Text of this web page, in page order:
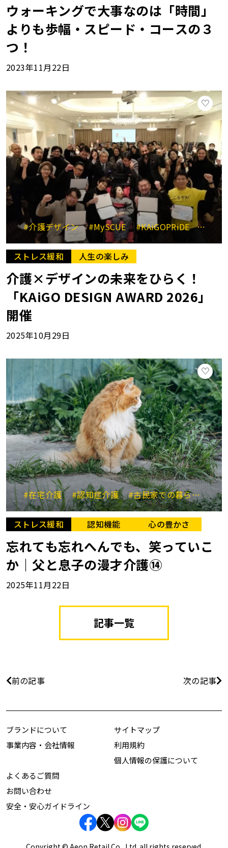
ウォーキングで大事なのは「時間」
よりも歩幅・スピード・コースの３
つ！
2023年11月22日
#介護デザイン #MySCUE #KAiGOPRiDE #ケ
ストレス緩和 人生の楽しみ
介護×デザインの未来をひらく！
「KAiGO DESIGN AWARD 2026」
開催
2025年10月29日
#在宅介護 #認知症介護 #古民家での暮らし #父
ストレス緩和 認知機能 心の豊かさ
忘れても忘れへんでも、笑っていこ
か｜父と息子の漫才介護⑭
2025年11月22日
記事一覧
前の記事 次の記事
ブランドについて
事業内容・会社情報
サイトマップ
利用規約
個人情報の保護について
よくあるご質問
お問い合わせ
安全・安心ガイドライン